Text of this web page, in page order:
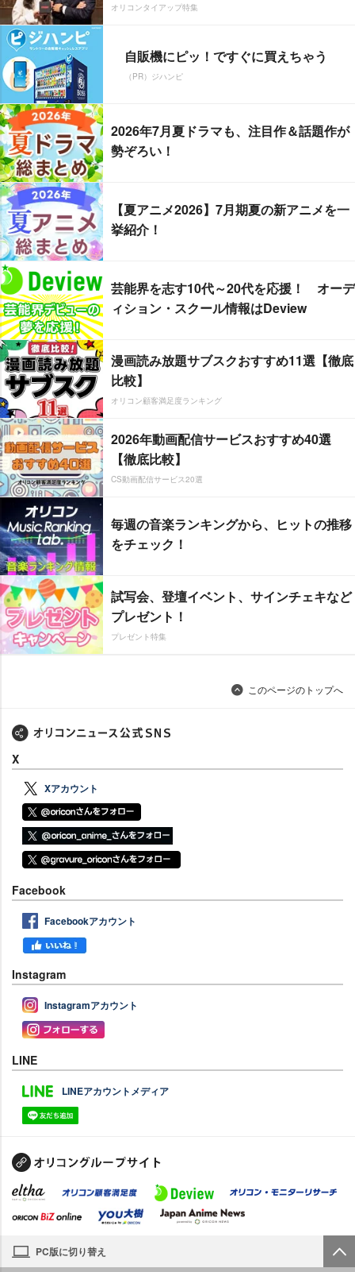
オリコンタイアップ特集
自販機にピッ！ですぐに買えちゃう
（PR）ジハンピ
2026年7月夏ドラマも、注目作＆話題作が
勢ぞろい！
【夏アニメ2026】7月期夏の新アニメを一
挙紹介！
芸能界を志す10代～20代を応援！ オーデ
ィション・スクール情報はDeview
漫画読み放題サブスクおすすめ11選【徹底
比較】
オリコン顧客満足度ランキング
2026年動画配信サービスおすすめ40選
【徹底比較】
CS動画配信サービス20選
毎週の音楽ランキングから、ヒットの推移
をチェック！
試写会、登壇イベント、サインチェキなど
プレゼント！
プレゼント特集
このページのトップへ
X
Xアカウント
Facebook
Facebookアカウント
Instagram
Instagramアカウント
LINE
LINEアカウントメディア
PC版に切り替え